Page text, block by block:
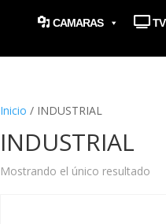
CAMARAS TV
Inicio / INDUSTRIAL
INDUSTRIAL
Mostrando el único resultado